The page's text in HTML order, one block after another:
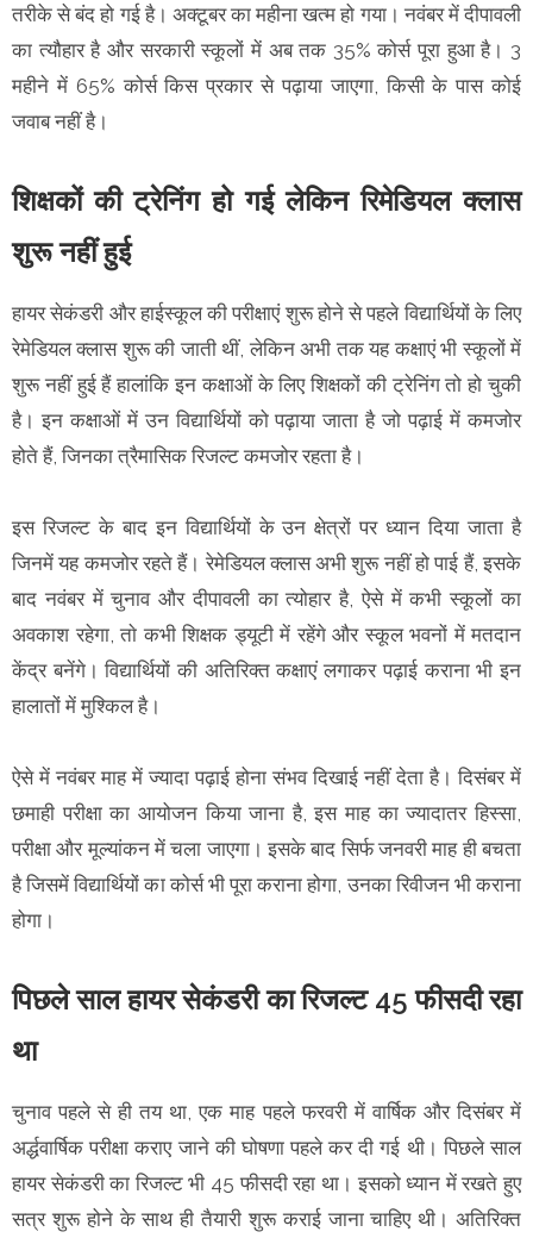
तरीके से बंद हो गई है। अक्टूबर का महीना खत्म हो गया। नवंबर में दीपावली
का त्यौहार है और सरकारी स्कूलों में अब तक 35% कोर्स पूरा हुआ है। 3
महीने में 65% कोर्स किस प्रकार से पढ़ाया जाएगा, किसी के पास कोई
जवाब नहीं है।
शिक्षकों की ट्रेनिंग हो गई लेकिन रिमेडियल क्लास
शुरू नहीं हुई
हायर सेकंडरी और हाईस्कूल की परीक्षाएं शुरू होने से पहले विद्यार्थियों के लिए
रेमेडियल क्लास शुरू की जाती थीं, लेकिन अभी तक यह कक्षाएं भी स्कूलों में
शुरू नहीं हुई हैं हालांकि इन कक्षाओं के लिए शिक्षकों की ट्रेनिंग तो हो चुकी
है। इन कक्षाओं में उन विद्यार्थियों को पढ़ाया जाता है जो पढ़ाई में कमजोर
होते हैं, जिनका त्रैमासिक रिजल्ट कमजोर रहता है।
इस रिजल्ट के बाद इन विद्यार्थियों के उन क्षेत्रों पर ध्यान दिया जाता है
जिनमें यह कमजोर रहते हैं। रेमेडियल क्लास अभी शुरू नहीं हो पाई हैं, इसके
बाद नवंबर में चुनाव और दीपावली का त्योहार है, ऐसे में कभी स्कूलों का
अवकाश रहेगा, ताे कभी शिक्षक ड्यूटी में रहेंगे और स्कूल भवनों में मतदान
केंद्र बनेंगे। विद्यार्थियों की अतिरिक्त कक्षाएं लगाकर पढ़ाई कराना भी इन
हालातों में मुश्किल है।
ऐसे में नवंबर माह में ज्यादा पढ़ाई होना संभव दिखाई नहीं देता है। दिसंबर में
छमाही परीक्षा का आयोजन किया जाना है, इस माह का ज्यादातर हिस्सा,
परीक्षा और मूल्यांकन में चला जाएगा। इसके बाद सिर्फ जनवरी माह ही बचता
है जिसमें विद्यार्थियों का कोर्स भी पूरा कराना होगा, उनका रिवीजन भी कराना
होगा।
पिछले साल हायर सेकंडरी का रिजल्ट 45 फीसदी रहा
था
चुनाव पहले से ही तय था, एक माह पहले फरवरी में वार्षिक और दिसंबर में
अर्द्धवार्षिक परीक्षा कराए जाने की घोषणा पहले कर दी गई थी। पिछले साल
हायर सेकंडरी का रिजल्ट भी 45 फीसदी रहा था। इसको ध्यान में रखते हुए
सत्र शुरू होने के साथ ही तैयारी शुरू कराई जाना चाहिए थी। अतिरिक्त